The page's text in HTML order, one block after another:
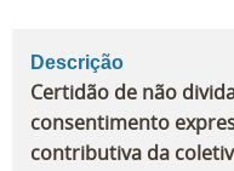
Descrição
Certidão de não
consentimento
contributiva da